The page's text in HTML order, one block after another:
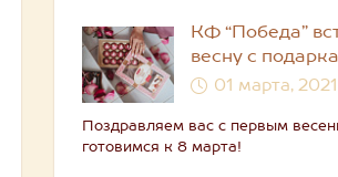
КФ “Победа”
весну с
01 марта, 2021
Поздравляем вас с первым
готовимся к 8 марта!